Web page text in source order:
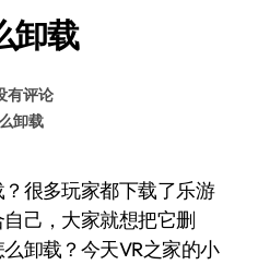
卸载
有评论
卸载
己，大家就想把它删
卸载？今天VR之家的小